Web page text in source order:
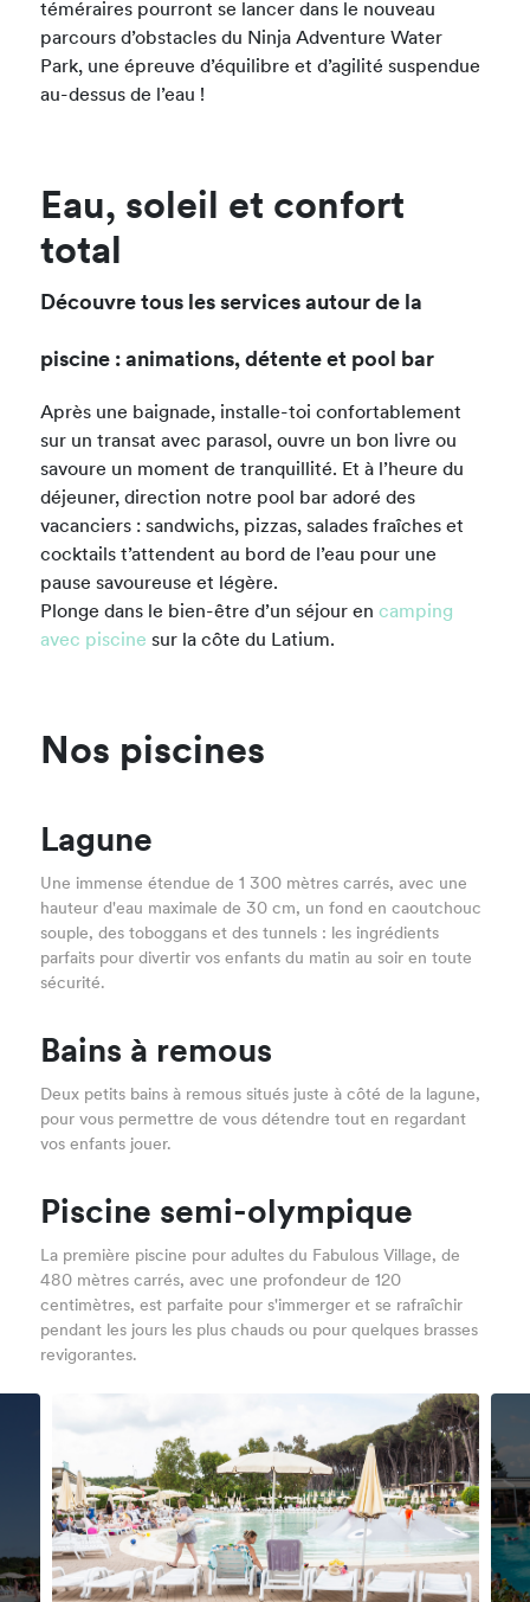
téméraires pourront se lancer dans le nouveau
parcours d’obstacles du Ninja Adventure Water
Park, une épreuve d’équilibre et d’agilité suspendue
au-dessus de l’eau !
Eau, soleil et confort
total
Découvre tous les services autour de la
piscine : animations, détente et pool bar
Après une baignade, installe-toi confortablement
sur un transat avec parasol, ouvre un bon livre ou
savoure un moment de tranquillité. Et à l’heure du
déjeuner, direction notre pool bar adoré des
vacanciers : sandwichs, pizzas, salades fraîches et
cocktails t’attendent au bord de l’eau pour une
pause savoureuse et légère.
Plonge dans le bien-être d’un séjour encamping
avec piscinesur la côte du Latium.
Nos piscines
Lagune
Une immense étendue de 1 300 mètres carrés, avec une
hauteur d'eau maximale de 30 cm, un fond en caoutchouc
souple, des toboggans et des tunnels : les ingrédients
parfaits pour divertir vos enfants du matin au soir en toute
sécurité.
Bains à remous
Deux petits bains à remous situés juste à côté de la lagune,
pour vous permettre de vous détendre tout en regardant
vos enfants jouer.
Piscine semi-olympique
La première piscine pour adultes du Fabulous Village, de
480 mètres carrés, avec une profondeur de 120
centimètres, est parfaite pour s'immerger et se rafraîchir
pendant les jours les plus chauds ou pour quelques brasses
revigorantes.